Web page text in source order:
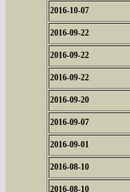
2016-10-07
2016-09-22
2016-09-22
2016-09-22
2016-09-20
2016-09-07
2016-09-01
2016-08-10
2016-08-10